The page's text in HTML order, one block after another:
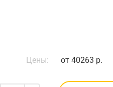
Цены: от40263 р.